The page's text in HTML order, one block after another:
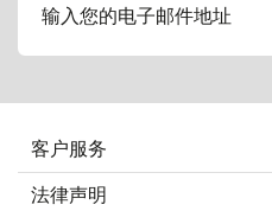
输入您的电子邮件地址
客户服务
法律声明